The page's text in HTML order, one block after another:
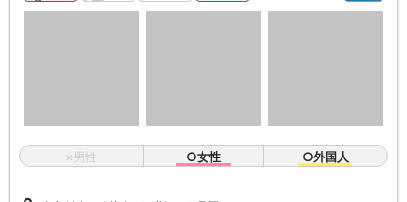
×男性 ○女性 ○外国人